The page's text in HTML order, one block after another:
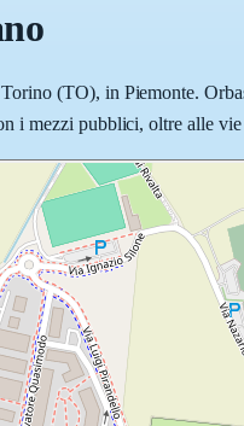
(TO), in Piemonte.
mezzi pubblici, oltre alle vie